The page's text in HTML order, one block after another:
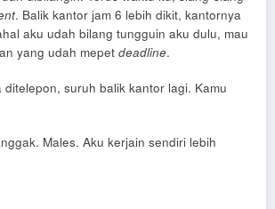
. Balik kantor jam 6 lebih dikit, kantornya
aku udah bilang tungguin aku dulu, mau
yang udah mepet deadline.
ditelepon, suruh balik kantor lagi. Kamu
Males. Aku kerjain sendiri lebih